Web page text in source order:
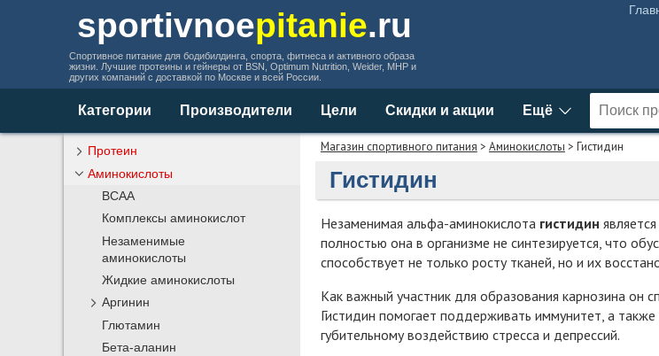
sportivnoepitanie.ru
Спортивное питание для бодибилдинга, спорта, фитнеса и активного образа
жизни. Лучшие протеины и гейнеры от BSN, Optimum Nutrition, Weider, MHP и
других компаний с доставкой по Москве и всей России.
Категории Производители Цели Скидки и акции Ещё
Магазин спортивного питания > Аминокислоты > Гистидин
Гистидин
Незаменимая альфа-аминокислота гистидин
полностью она в организме не синтезируется, что
способствует не только росту тканей, но и их
Как важный участник для образования карнозина он
Гистидин помогает поддерживать иммунитет, а
губительному воздействию стресса и депрессий.
Протеин
Аминокислоты
BCAA
Комплексы аминокислот
Незаменимые
аминокислоты
Жидкие аминокислоты
Аргинин
Глютамин
Бета-аланин